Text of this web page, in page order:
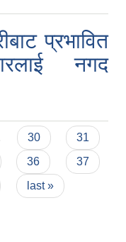
प्रभावित
नगद
30
31
36
37
last »